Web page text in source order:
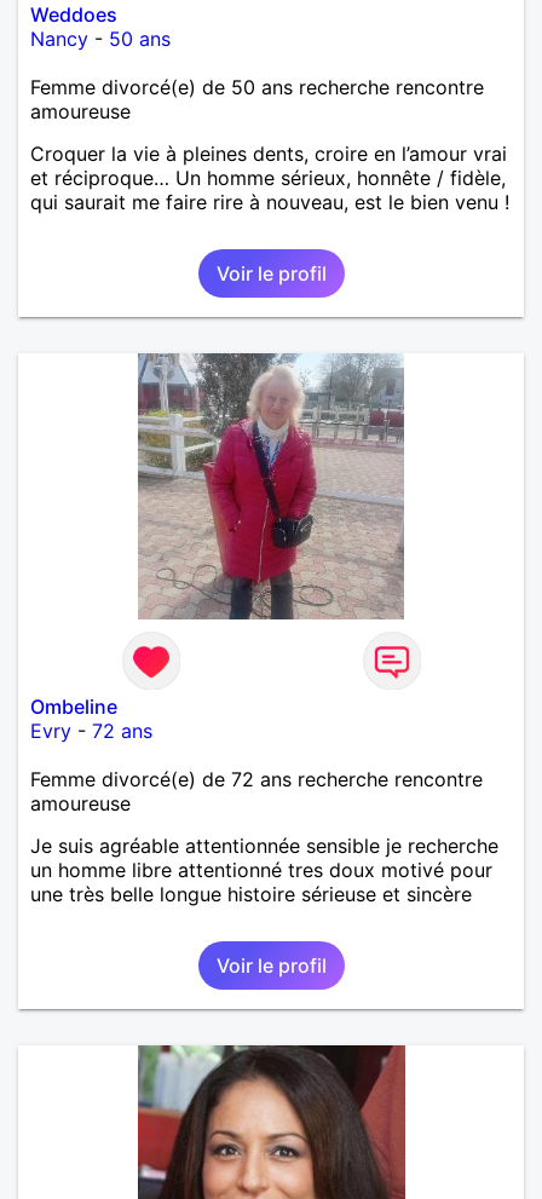
Weddoes
Nancy - 50 ans
Femme divorcé(e) de 50 ans recherche rencontre
amoureuse
Croquer la vie à pleines dents, croire en l’amour vrai
et réciproque… Un homme sérieux, honnête / fidèle,
qui saurait me faire rire à nouveau, est le bien venu !
Voir le profil
Ombeline
Evry - 72 ans
Femme divorcé(e) de 72 ans recherche rencontre
amoureuse
Je suis agréable attentionnée sensible je recherche
un homme libre attentionné tres doux motivé pour
une très belle longue histoire sérieuse et sincère
Voir le profil